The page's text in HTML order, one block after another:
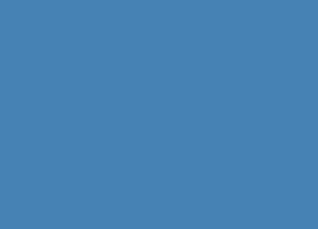
ismerhették meg. Az